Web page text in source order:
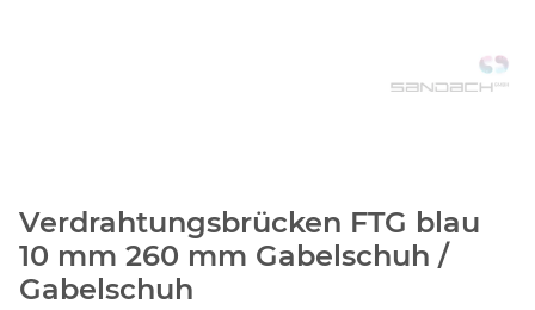
Verdrahtungsbrücken FTG blau
10 mm 260 mm Gabelschuh /
Gabelschuh